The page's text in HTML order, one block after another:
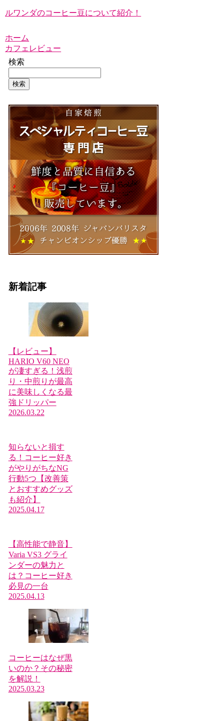
ルワンダのコーヒー豆について紹介！
ホーム
カフェレビュー
検索
検索
新着記事
【レビュー】
HARIO V60 NEO
が凄すぎる！浅煎
り・中煎りが最高
に美味しくなる最
強ドリッパー
2026.03.22
知らないと損す
る！コーヒー好き
がやりがちなNG
行動5つ【改善策
とおすすめグッズ
も紹介】
2025.04.17
【高性能で静音】
Varia VS3 グライ
ンダーの魅力と
は？コーヒー好き
必見の一台
2025.04.13
コーヒーはなぜ黒
いのか？その秘密
を解説！
2025.03.23